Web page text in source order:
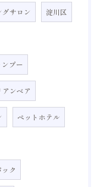
グサロン 淀川区
プー
アンベア
ペットホテル
ク